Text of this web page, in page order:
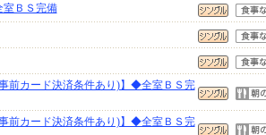
ＢＳ完備
前カード決済条件あり)】◆全室ＢＳ完
前カード決済条件あり)】◆全室ＢＳ完